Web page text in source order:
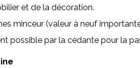
et de la décoration.
minceur (valeur à neuf
possible par la cédante pour la